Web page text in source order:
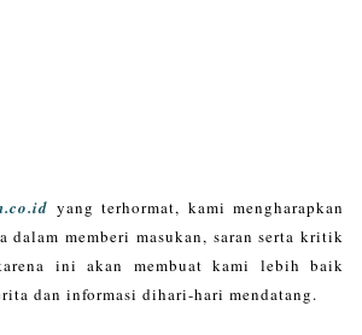
yang terhormat, kami mengharapkan
memberi masukan, saran serta kritik
ini akan membuat kami lebih baik
dan informasi dihari-hari mendatang.